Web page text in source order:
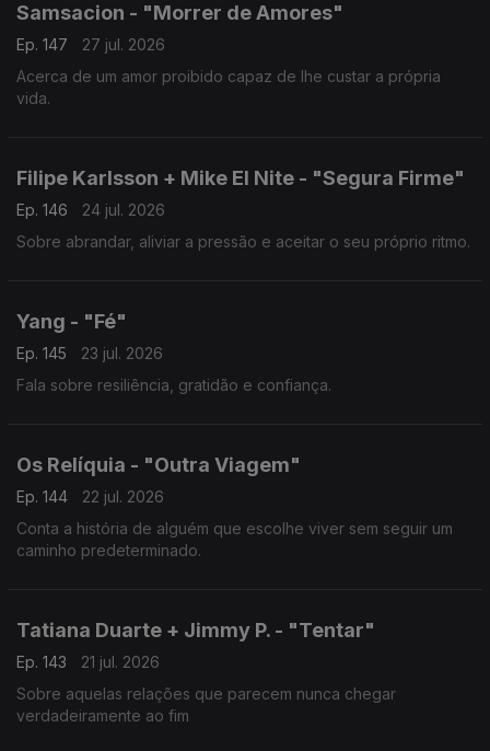
Samsacion - "Morrer de Amores"
Ep. 147
27 jul. 2026
Acerca de um amor proibido capaz de lhe custar a própria
vida.
Filipe Karlsson + Mike El Nite - "Segura Firme"
Ep. 146
24 jul. 2026
Sobre abrandar, aliviar a pressão e aceitar o seu próprio ritmo.
Yang - "Fé"
Ep. 145
23 jul. 2026
Fala sobre resiliência, gratidão e confiança.
Os Relíquia - "Outra Viagem"
Ep. 144
22 jul. 2026
Conta a história de alguém que escolhe viver sem seguir um
caminho predeterminado.
Tatiana Duarte + Jimmy P. - "Tentar"
Ep. 143
21 jul. 2026
Sobre aquelas relações que parecem nunca chegar
verdadeiramente ao fim